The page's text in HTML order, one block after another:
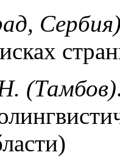
(Тамбов)